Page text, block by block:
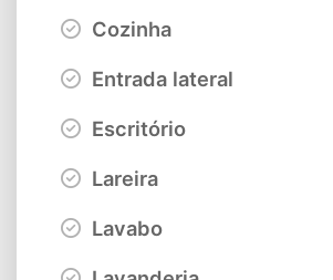
Cozinha
Entrada lateral
Escritório
Lareira
Lavabo